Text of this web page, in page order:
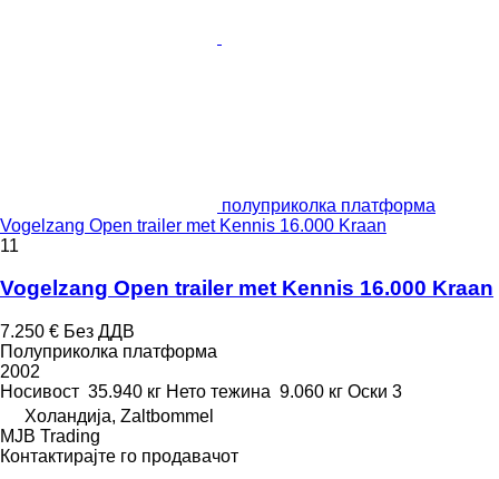
полуприколка платформа
Vogelzang Open trailer met Kennis 16.000 Kraan
11
Vogelzang Open trailer met Kennis 16.000 Kraan
7.250 € Без ДДВ
Полуприколка платформа
2002
Носивост 35.940 кг Нето тежина 9.060 кг Оски 3
Холандија, Zaltbommel
MJB Trading
Контактирајте го продавачот